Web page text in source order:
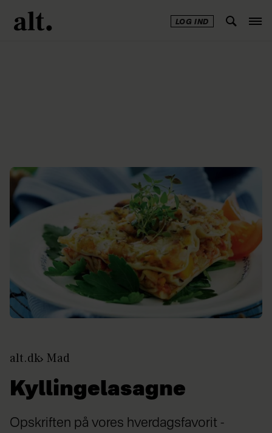
LOG IND
alt.dk Mad
Kyllingelasagne
Opskriften på vores hverdagsfavorit -